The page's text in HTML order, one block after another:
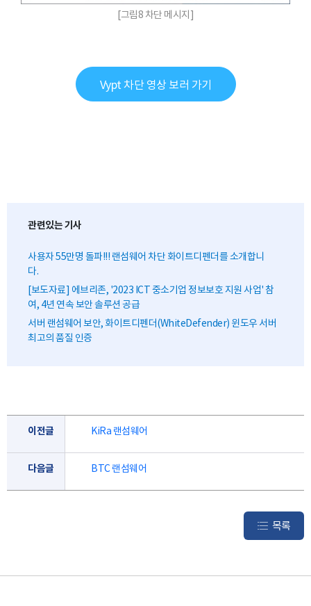
[그림8 차단 메시지]
Vypt 차단 영상 보러 가기
관련있는 기사
사용자 55만명 돌파!!! 랜섬웨어 차단 화이트디펜더를 소개합니
다.
[보도자료] 에브리존, '2023 ICT 중소기업 정보보호 지원 사업' 참
여, 4년 연속 보안 솔루션 공급
서버 랜섬웨어 보안, 화이트디펜더(WhiteDefender) 윈도우 서버
최고의 품질 인증
이전글 KiRa 랜섬웨어
다음글 BTC 랜섬웨어
목록